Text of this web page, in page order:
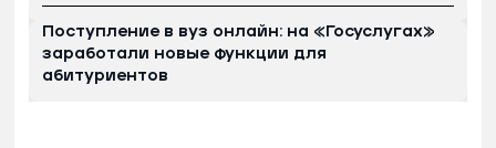
Поступление в вуз онлайн: на «Госуслугах»
заработали новые функции для
абитуриентов